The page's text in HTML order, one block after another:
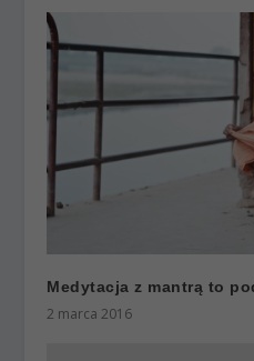
Medytacja z mantrą to
2 marca 2016